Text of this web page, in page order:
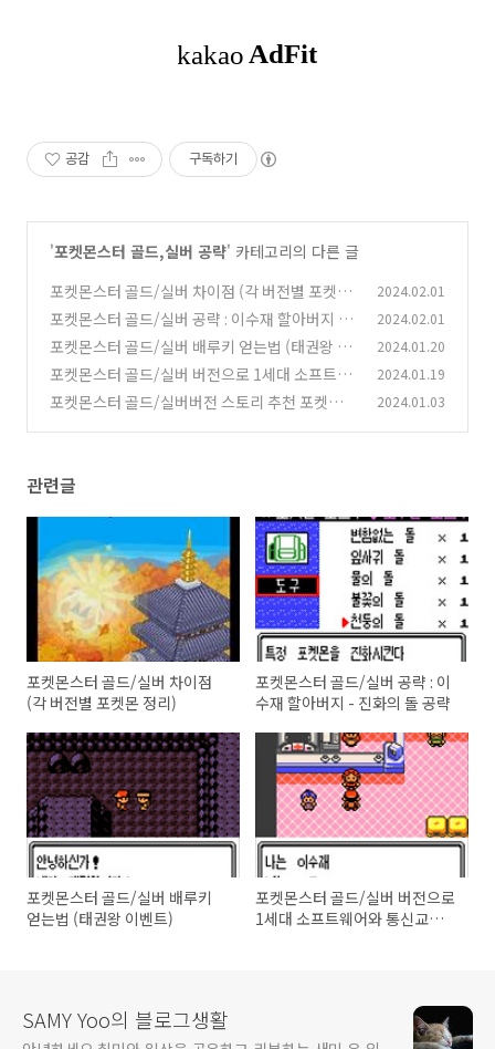
공감 구독하기
'포켓몬스터 골드,실버 공략' 카테고리의 다른 글
포켓몬스터 골드/실버 차이점 (각 버전별 포켓몬
정리)
(0)
2024.02.01
포켓몬스터 골드/실버 공략 : 이수재 할아버지 -
진화의 돌 공략 (1)
2024.02.01
포켓몬스터 골드/실버 배루키 얻는법 (태권왕 이
벤트)
(1)
2024.01.20
포켓몬스터 골드/실버 버전으로 1세대 소프트웨
어와 통신교환하기("이수재 이벤트") (0)
2024.01.19
포켓몬스터 골드/실버버전 스토리 추천 포켓몬
2024.01.03
관련글
포켓몬스터 골드/실버 차이점
(각 버전별 포켓몬 정리)
포켓몬스터 골드/실버 공략 : 이
수재 할아버지 - 진화의 돌 공략
포켓몬스터 골드/실버 배루키
얻는법 (태권왕 이벤트)
포켓몬스터 골드/실버 버전으로
1세대 소프트웨어와 통신교환하
SAMY Yoo의 블로그생활